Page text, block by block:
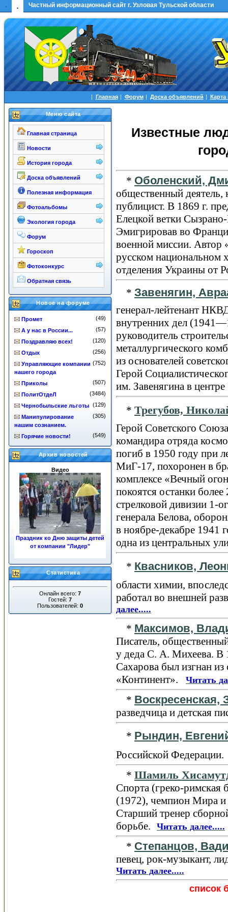
. . Частный информационный сайт г. Узловая Тульской области
| Главная | Форум | Доска объявлений | Карта
Меню сайта
Главная страница
Новости
История города
Доска объявлений
Полезная информация
Фотоальбомы
Экология города
Форум
Гороскоп
Фотоконкурс
Обратная связь
Новое на форуме
Промет
(49)
А у нас в России...
(57)
Поздравляю всех!
(120)
Отдых
(256)
Управляющие компании
нашего города
(752)
Приколы
(507)
ПолитОтдеЛ
(3484)
Чернобыльские льготы (129)
Манипулирование
нашим сознанием.
(305)
Горячие новости! (549)
Архив новостей
Видео
Праздник ко Дню защиты детей
от компании "Лидер"
Статистика
Онлайн всего: 7
Гостей: 7
Пользователей: 0
Известные
* Оболенский,
общественный деятель,
публицист. В 1869 г.
Елецкой ветки
Эмигрировав во
военной миссии. Автор
русском национальном
отделения Украины от
* Завенягин,
генерал-лейтенант
внутренних дел
руководитель
металлургического
из основателей
Герой
им. Завенягина в
* Трегубов,
Герой Советского
командира отряда
погиб в 1950 году при
МиГ-17, похоронен в
комплексе «Вечный
покоятся останки
стрелковой дивизии 1-
генерала Белова,
в ноябре-декабре 1941
одна из центральных
* Квасников,
области химии,
работал во внешней
далее.....
* Максимов,
Писатель,
у деда С. А. Михеева. В
Сахарова был изгнан
«Континент». Читать
* Воскресенская,
разведчица и детская
* Рындин,
Российской Федерации.
* Шамиль
Спорта (греко-
(1972), чемпион Мира
Старший тренер
борьбе.
Читать далее.....
* Степанцов,
певец, рок-музыкант,
Читать далее.....
список